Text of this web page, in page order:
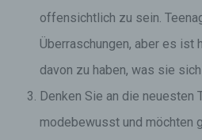
offensichtlich zu sein.
Überraschungen, aber es ist
davon zu haben, was sie
Denken Sie an die neuesten
modebewusst und möchten